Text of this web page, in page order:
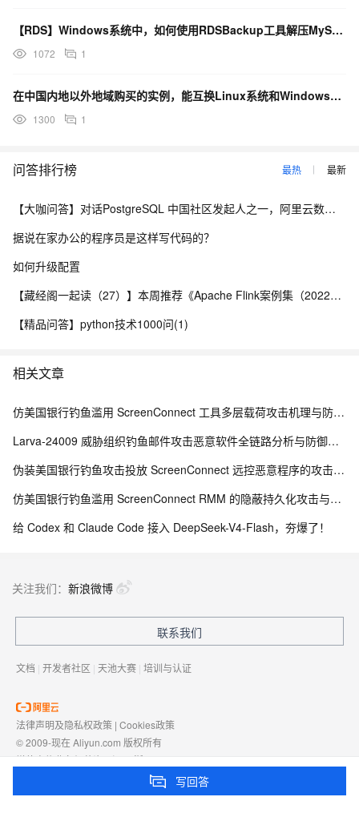
【RDS】Windows系统中，如何使用RDSBackup工具解压MySQL备份文件？
1072 1
在中国内地以外地域购买的实例，能互换Linux系统和Windows系统吗？
1300 1
问答排行榜 最热 最新
【大咖问答】对话PostgreSQL 中国社区发起人之一，阿里云数据库高级专家 德哥
据说在家办公的程序员是这样写代码的？
如何升级配置
【藏经阁一起读（27）】本周推荐《Apache Flink案例集（2022版）》，你有哪些心得？
【精品问答】python技术1000问(1)
相关文章
仿美国银行钓鱼滥用 ScreenConnect 工具多层载荷攻击机理与防御体系研究
Larva-24009 威胁组织钓鱼邮件攻击恶意软件全链路分析与防御体系研究
伪装美国银行钓鱼攻击投放 ScreenConnect 远控恶意程序的攻击链路与防御研究
仿美国银行钓鱼滥用 ScreenConnect RMM 的隐蔽持久化攻击与防御体系研究
给 Codex 和 Claude Code 接入 DeepSeek-V4-Flash，夯爆了！
写回答
关注我们： 新浪微博
联系我们
文档 | 开发者社区 | 天池大赛 | 培训与认证
法律声明及隐私权政策 | Cookies政策
© 2009-现在 Aliyun.com 版权所有
增值电信业务经营许可证： 浙B2-20080101
浙D3-20210002
浙公网安备 33010602009975号浙B2-20080101-4